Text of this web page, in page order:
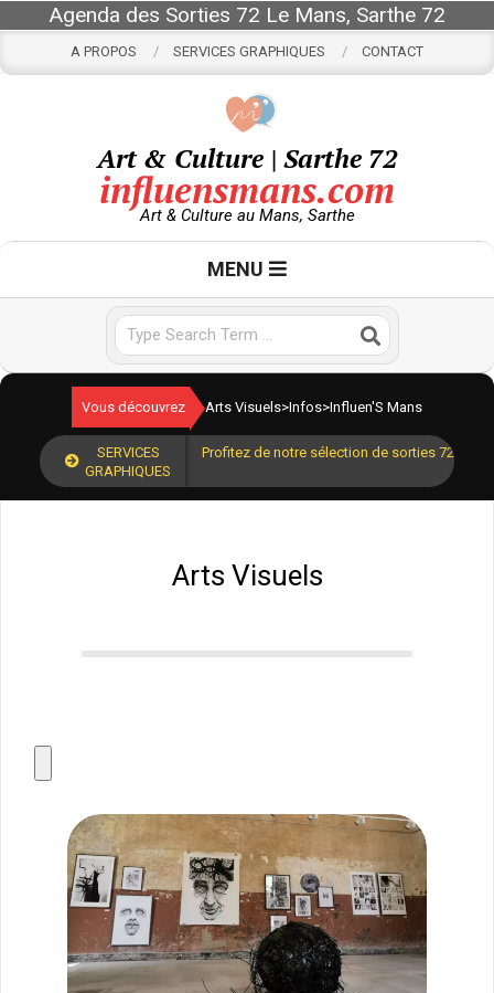
content
Agenda des Sorties 72 Le Mans, Sarthe 72
A PROPOS SERVICES GRAPHIQUES CONTACT
Art & Culture | Sarthe 72
influensmans.com
Art & Culture au Mans, Sarthe
MENU
Vous découvrez Arts Visuels>Infos>Influen'S Mans
SERVICES
GRAPHIQUES
Profitez de notre sélection de sorties 72 pour
Arts Visuels